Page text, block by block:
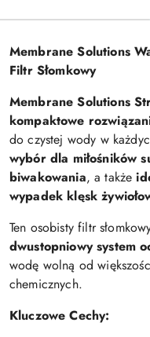
Membrane Solutions
Filtr Słomkowy
Membrane Solutions
kompaktowe
do czystej wody w
wybór dla miłośników
biwakowania, a także
wypadek klęsk
Ten osobisty filtr
dwustopniowy system
wodę wolną od
chemicznych.
Kluczowe Cechy: